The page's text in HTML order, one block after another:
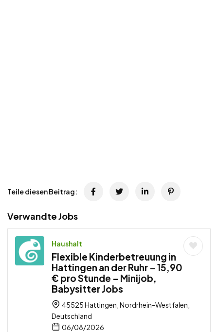
Teile diesen Beitrag:
Verwandte Jobs
Haushalt
Flexible Kinderbetreuung in
Hattingen an der Ruhr – 15,90
€ pro Stunde – Minijob,
Babysitter Jobs
45525 Hattingen, Nordrhein-Westfalen,
Deutschland
06/08/2026